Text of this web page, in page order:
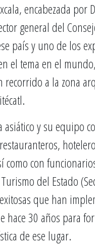
encabezada por
general del
país y uno de los
el tema en el
recorrido a la zona
asiático y su equipo
como con
del Estado
que han
hace 30 años para
de ese lugar.